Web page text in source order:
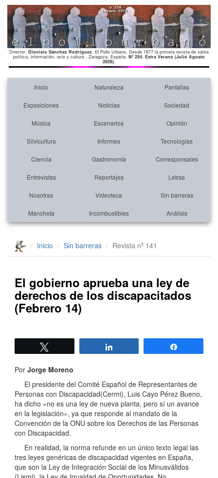
Director: Dionisio Sánchez Rodríguez. El Pollo Urbano. Desde 1977 la primera revista de sátira
política, información, ocio y cultura . Zaragoza. España. Nº 254. Extra Verano (Julio Agosto
2026).
Inicio Naturaleza Pantallas
Exposiciones Noticias Sociedad
Música Escenarios Opinión
Silvicultura Informes Tecnologías
Ciencia Gastronomía Corresponsales
Entrevistas Reportajes Letras
Nosotras Videoteca Sin barreras
Mancheta Incombustibles Análisis
Inicio Sin barreras Revista nº 141
El gobierno aprueba una ley de
derechos de los discapacitados
(Febrero 14)
Por Jorge Moreno
El presidente del Comité Español de Representantes de
Personas con Discapacidad(Cermi), Luis Cayo Pérez Bueno,
ha dicho «no es una ley de nueva planta, pero sí un avance
en la legislación», ya que responde al mandato de la
Convención de la ONU sobre los Derechos de las Personas
con Discapacidad.
En realidad, la norma refunde en un único texto legal las
tres leyes genéricas de discapacidad vigentes en España,
que son la Ley de Integración Social de los Minusválidos